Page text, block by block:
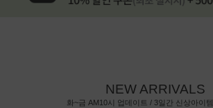
NEW ARRIVALS
화~금 AM10시 업데이트 / 3일간 신상아이템